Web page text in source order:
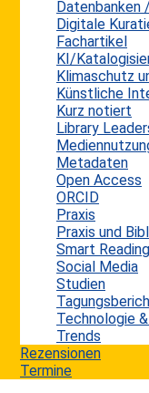
Datenbanken
Digitale
Fachartikel
KI/
Klimaschutz
Künstliche
Kurz notiert
Library
Metadaten
Open Access
ORCID
Praxis
Praxis und
Smart Reading
Social Media
Studien
Technologie
Trends
Rezensionen
Termine
Futurologin Amy
Today Institute,
Trends aus
Report. Gerade
die eine
Digitalisierung
Entwicklungen
relevant.
dass
bei der
noch nicht dort
meisten Dienste
für ihre